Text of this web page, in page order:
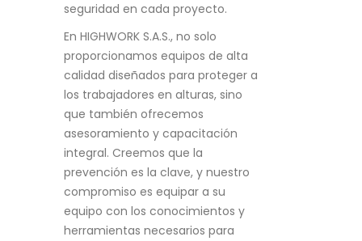
seguridad en cada proyecto.
En HIGHWORK S.A.S., no solo
proporcionamos equipos de alta
calidad diseñados para proteger a
los trabajadores en alturas, sino
que también ofrecemos
asesoramiento y capacitación
integral. Creemos que la
prevención es la clave, y nuestro
compromiso es equipar a su
equipo con los conocimientos y
herramientas necesarios para